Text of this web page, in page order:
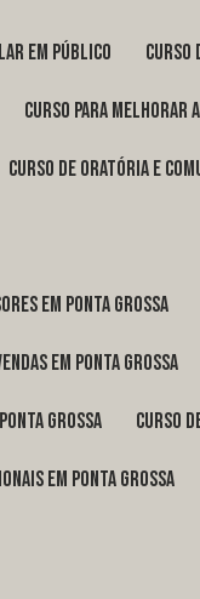
em público
curso para melhorar
curso de oratória e
em Ponta Grossa
em Ponta Grossa
Grossa curso
em Ponta Grossa